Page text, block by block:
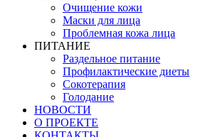
Очищение кожи
Маски для лица
Проблемная кожа лица
ПИТАНИЕ
Раздельное питание
Профилактические диеты
Сокотерапия
Голодание
НОВОСТИ
О ПРОЕКТЕ